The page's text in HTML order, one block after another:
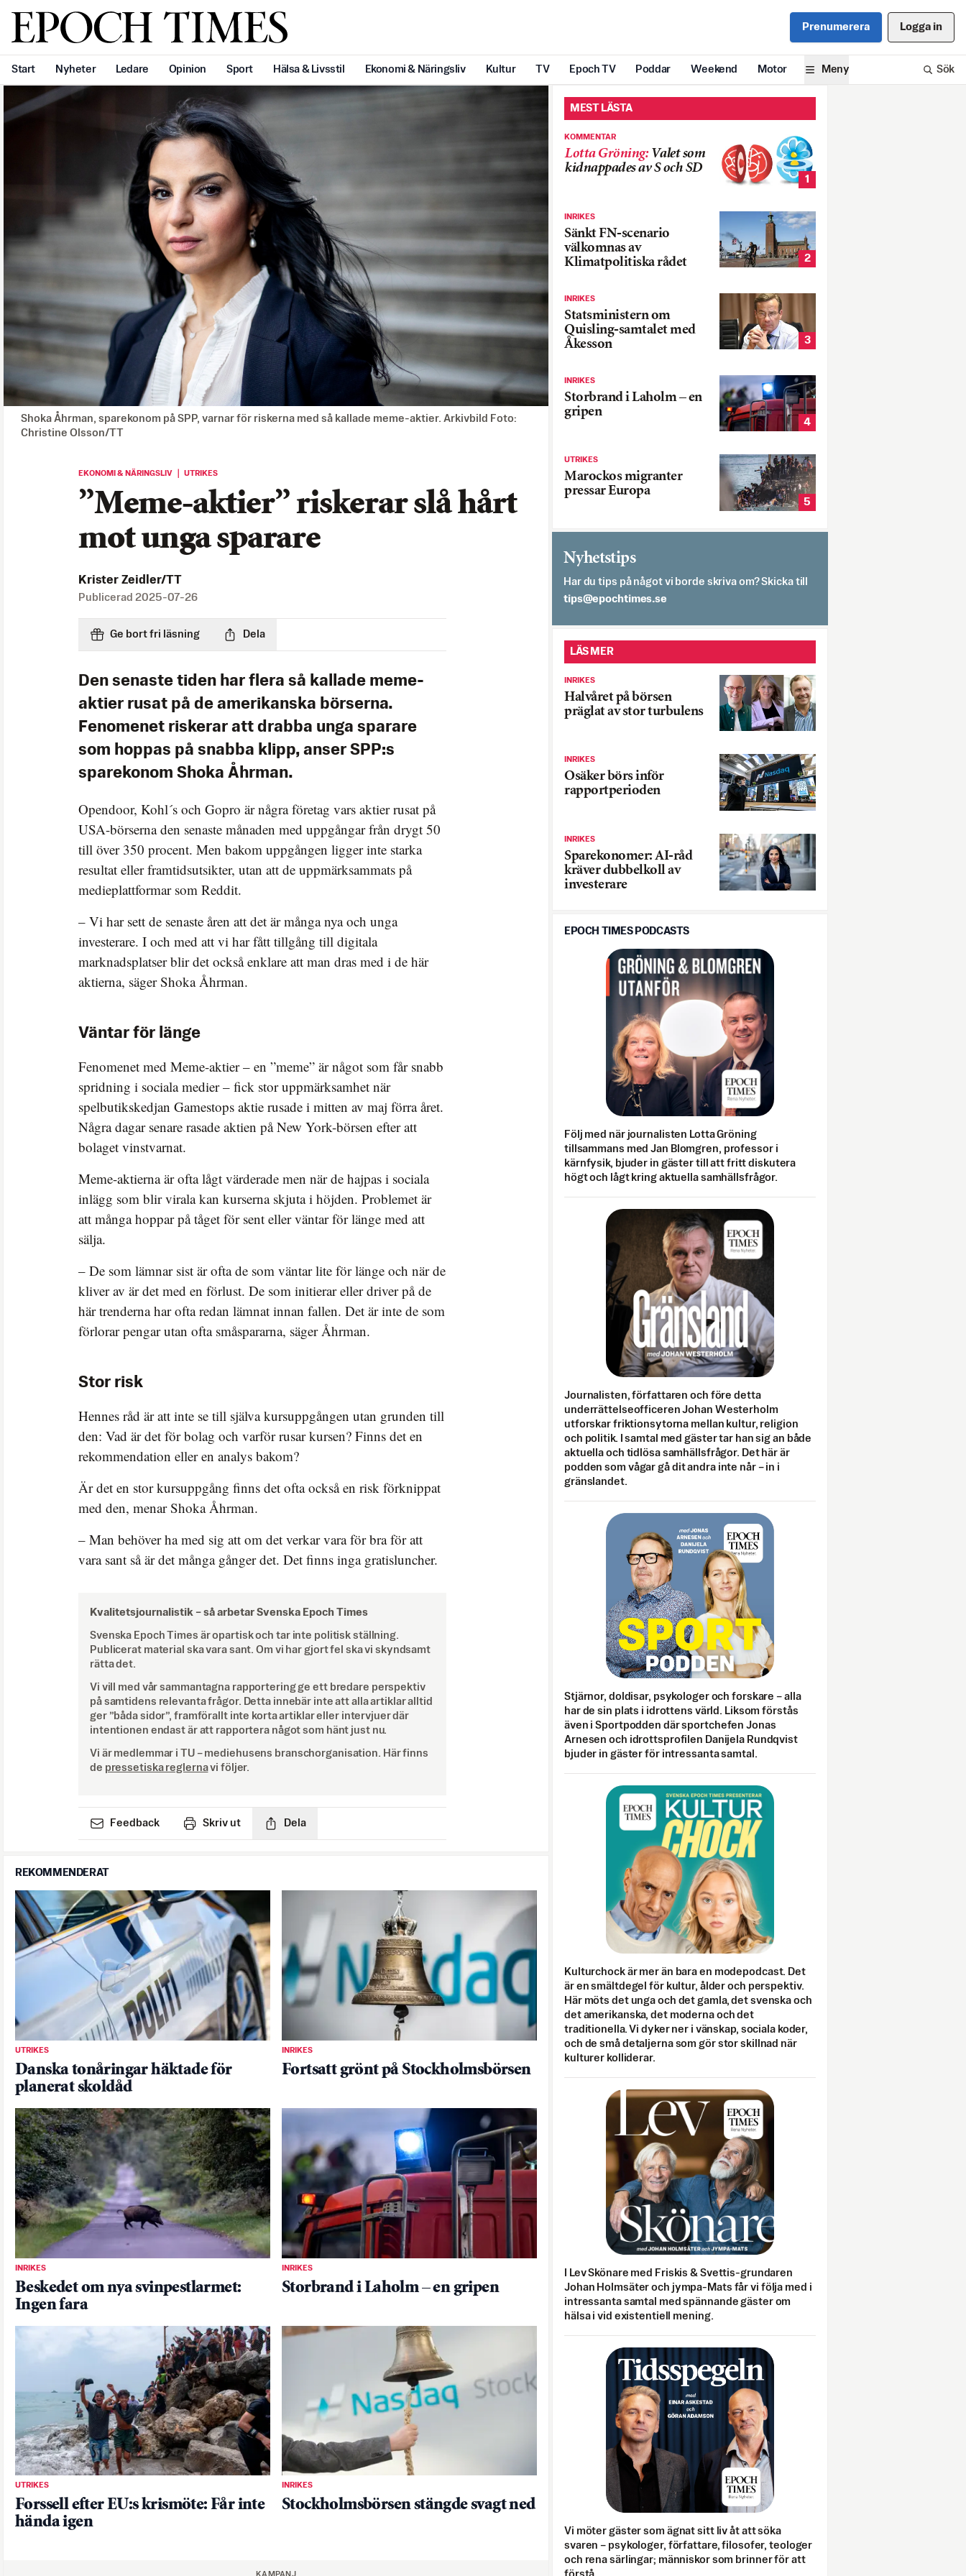
Svenska Epoch Times Prenumerera Logga in
Start Nyheter Ledare Opinion Sport Hälsa & Livsstil Ekonomi & Näringsliv Kultur TV Epoch TV Poddar Weekend Motor Meny Sök
Shoka Åhrman, sparekonom på SPP, varnar för riskerna med så kallade meme-aktier. Arkivbild Foto:
Christine Olsson/TT
EKONOMI & NÄRINGSLIV ｜ UTRIKES
”Meme-aktier” riskerar slå hårt
mot unga sparare
Krister Zeidler/TT
Publicerad 2025-07-26
Ge bort fri läsning Dela
Den senaste tiden har flera så kallade meme-
aktier rusat på de amerikanska börserna.
Fenomenet riskerar att drabba unga sparare
som hoppas på snabba klipp, anser SPP:s
sparekonom Shoka Åhrman.
Opendoor, Kohl´s och Gopro är några företag vars aktier rusat på
USA-börserna den senaste månaden med uppgångar från drygt 50
till över 350 procent. Men bakom uppgången ligger inte starka
resultat eller framtidsutsikter, utan att de uppmärksammats på
medieplattformar som Reddit.
– Vi har sett de senaste åren att det är många nya och unga
investerare. I och med att vi har fått tillgång till digitala
marknadsplatser blir det också enklare att man dras med i de här
aktierna, säger Shoka Åhrman.
Väntar för länge
Fenomenet med Meme-aktier – en ”meme” är något som får snabb
spridning i sociala medier – fick stor uppmärksamhet när
spelbutikskedjan Gamestops aktie rusade i mitten av maj förra året.
Några dagar senare rasade aktien på New York-börsen efter att
bolaget vinstvarnat.
Meme-aktierna är ofta lågt värderade men när de hajpas i sociala
inlägg som blir virala kan kurserna skjuta i höjden. Problemet är
att många hoppar på tåget för sent eller väntar för länge med att
sälja.
– De som lämnar sist är ofta de som väntar lite för länge och när de
kliver av är det med en förlust. De som initierar eller driver på de
här trenderna har ofta redan lämnat innan fallen. Det är inte de som
förlorar pengar utan ofta småspararna, säger Åhrman.
Stor risk
Hennes råd är att inte se till själva kursuppgången utan grunden till
den: Vad är det för bolag och varför rusar kursen? Finns det en
rekommendation eller en analys bakom?
Är det en stor kursuppgång finns det ofta också en risk förknippat
med den, menar Shoka Åhrman.
– Man behöver ha med sig att om det verkar vara för bra för att
vara sant så är det många gånger det. Det finns inga gratisluncher.
Kvalitetsjournalistik – så arbetar Svenska Epoch Times
Svenska Epoch Times är opartisk och tar inte politisk ställning.
Publicerat material ska vara sant. Om vi har gjort fel ska vi skyndsamt
rätta det.
Vi vill med vår sammantagna rapportering ge ett bredare perspektiv
på samtidens relevanta frågor. Detta innebär inte att alla artiklar alltid
ger ”båda sidor”, framförallt inte korta artiklar eller intervjuer där
intentionen endast är att rapportera något som hänt just nu.
Vi är medlemmar i TU – mediehusens branschorganisation. Här finns
de pressetiska reglernavi följer.
Feedback Skriv ut Dela
REKOMMENDERAT
UTRIKES
Danska tonåringar häktade för
planerat skoldåd
INRIKES
Fortsatt grönt på Stockholmsbörsen
INRIKES
Beskedet om nya svinpestlarmet:
Ingen fara
INRIKES
Storbrand i Laholm – en gripen
UTRIKES
Forssell efter EU:s krismöte: Får inte
hända igen
INRIKES
Stockholmsbörsen stängde svagt ned
MEST LÄSTA
KOMMENTAR
Lotta Gröning: Valet som
kidnappades av S och SD
1
INRIKES
Sänkt FN-scenario
välkomnas av
Klimatpolitiska rådet
2
INRIKES
Statsministern om
Quisling-samtalet med
Åkesson
3
INRIKES
Storbrand i Laholm – en
gripen
4
UTRIKES
Marockos migranter
pressar Europa
5
Nyhetstips
Har du tips på något vi borde skriva om? Skicka till
es.semithcope@spit
LÄS MER
INRIKES
Halvåret på börsen
präglat av stor turbulens
INRIKES
Osäker börs inför
rapportperioden
INRIKES
Sparekonomer: AI-råd
kräver dubbelkoll av
investerare
EPOCH TIMES PODCASTS
Följ med när journalisten Lotta Gröning
tillsammans med Jan Blomgren, professor i
kärnfysik, bjuder in gäster till att fritt diskutera
högt och lågt kring aktuella samhällsfrågor.
Journalisten, författaren och före detta
underrättelseofficeren Johan Westerholm
utforskar friktionsytorna mellan kultur, religion
och politik. I samtal med gäster tar han sig an både
aktuella och tidlösa samhällsfrågor. Det här är
podden som vågar gå dit andra inte når – in i
gränslandet.
Stjärnor, doldisar, psykologer och forskare – alla
har de sin plats i idrottens värld. Liksom förstås
även i Sportpodden där sportchefen Jonas
Arnesen och idrottsprofilen Danijela Rundqvist
bjuder in gäster för intressanta samtal.
Kulturchock är mer än bara en modepodcast. Det
är en smältdegel för kultur, ålder och perspektiv.
Här möts det unga och det gamla, det svenska och
det amerikanska, det moderna och det
traditionella. Vi dyker ner i vänskap, sociala koder,
och de små detaljerna som gör stor skillnad när
kulturer kolliderar.
I Lev Skönare med Friskis & Svettis-grundaren
Johan Holmsäter och jympa-Mats får vi följa med i
intressanta samtal med spännande gäster om
hälsa i vid existentiell mening.
Vi möter gäster som ägnat sitt liv åt att söka
svaren – psykologer, författare, filosofer, teologer
och rena särlingar; människor som brinner för att